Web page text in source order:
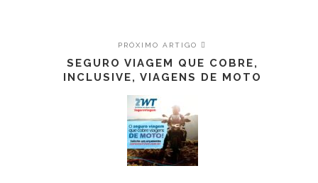
PRÓXIMO ARTIGO
SEGURO VIAGEM QUE COBRE,
INCLUSIVE, VIAGENS DE MOTO